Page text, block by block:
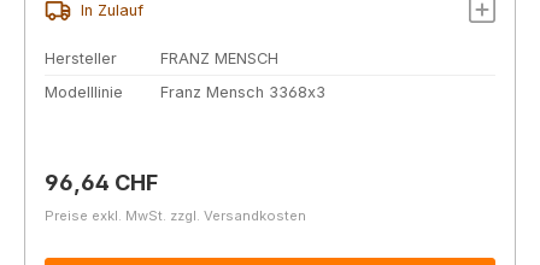
In Zulauf
Hersteller
FRANZ MENSCH
Modelllinie
Franz Mensch 3368x3
Regulärer Preis:
96,64 CHF
Preise exkl. MwSt. zzgl. Versandkosten